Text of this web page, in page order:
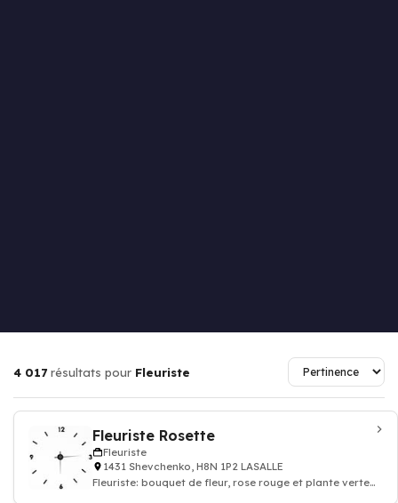
4 017 résultats pour Fleuriste
Fleuriste Rosette
Fleuriste
1431 Shevchenko, H8N 1P2 LASALLE
Fleuriste: bouquet de fleur, rose rouge et plante verte